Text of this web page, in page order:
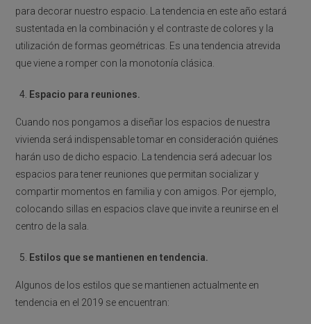
para decorar nuestro espacio. La tendencia en este año estará
sustentada en la combinación y el contraste de colores y la
utilización de formas geométricas. Es una tendencia atrevida
que viene a romper con la monotonía clásica.
Espacio para reuniones.
Cuando nos pongamos a diseñar los espacios de nuestra
vivienda será indispensable tomar en consideración quiénes
harán uso de dicho espacio. La tendencia será adecuar los
espacios para tener reuniones que permitan socializar y
compartir momentos en familia y con amigos. Por ejemplo,
colocando sillas en espacios clave que invite a reunirse en el
centro de la sala.
Estilos que se mantienen en tendencia.
Algunos de los estilos que se mantienen actualmente en
tendencia en el 2019 se encuentran: